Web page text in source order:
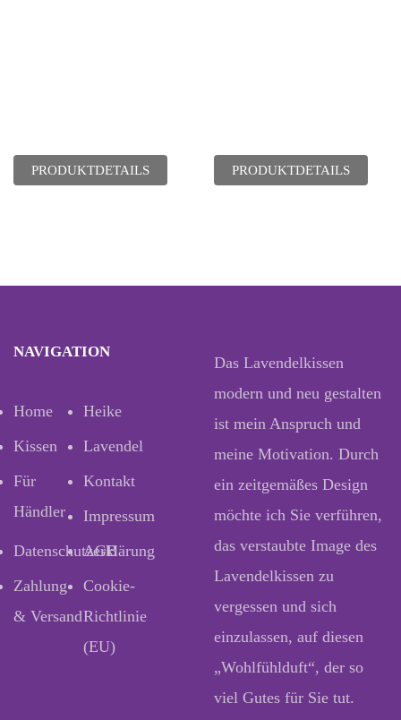
PRODUKTDETAILS PRODUKTDETAILS
NAVIGATION
Home
Heike
Kissen
Lavendel
Für
Händler
Kontakt
Impressum
Datenschutzerklärung
AGB
Zahlung
& Versand
Cookie-
Richtlinie
(EU)
Das Lavendelkissen
modern und neu gestalten
ist mein Anspruch und
meine Motivation. Durch
ein zeitgemäßes Design
möchte ich Sie verführen,
das verstaubte Image des
Lavendelkissen zu
vergessen und sich
einzulassen, auf diesen
„Wohlfühlduft“, der so
viel Gutes für Sie tut.